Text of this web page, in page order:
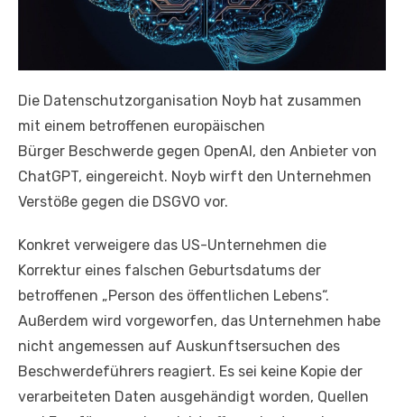
Die Datenschutzorganisation Noyb hat zusammen
mit einem betroffenen europäischen
Bürger Beschwerde gegen OpenAI, den Anbieter von
ChatGPT, eingereicht. Noyb wirft den Unternehmen
Verstöße gegen die DSGVO vor.
Konkret verweigere das US-Unternehmen die
Korrektur eines falschen Geburtsdatums der
betroffenen „Person des öffentlichen Lebens“.
Außerdem wird vorgeworfen, das Unternehmen habe
nicht angemessen auf Auskunftsersuchen des
Beschwerdeführers reagiert. Es sei keine Kopie der
verarbeiteten Daten ausgehändigt worden, Quellen